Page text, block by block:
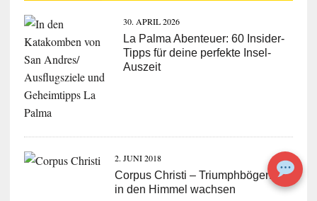
30. APRIL 2026
La Palma Abenteuer: 60 Insider-
Tipps für deine perfekte Insel-
Auszeit
2. JUNI 2018
Corpus Christi – Triumphbögen die
in den Himmel wachsen